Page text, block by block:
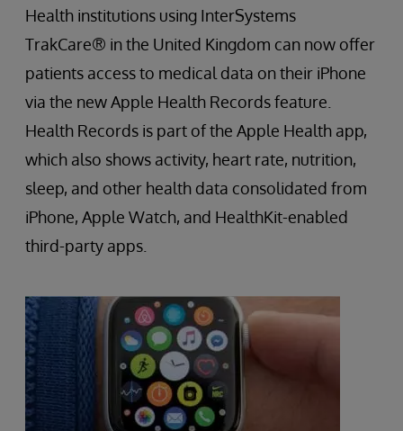
Health institutions using InterSystems
TrakCare® in the United Kingdom can now offer
patients access to medical data on their iPhone
via the new Apple Health Records feature.
Health Records is part of the Apple Health app,
which also shows activity, heart rate, nutrition,
sleep, and other health data consolidated from
iPhone, Apple Watch, and HealthKit-enabled
third-party apps.